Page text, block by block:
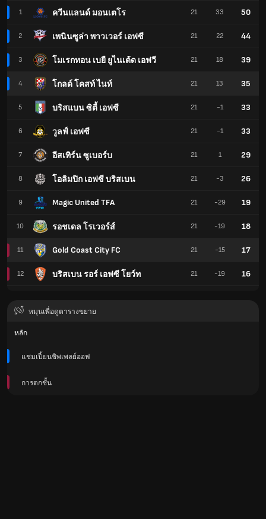
1 ควีนแลนด์ มอนเตโร
2 เพนินซูล่า พาวเวอร์ เอฟซี
3 โมเรกทอน เบยื ยูไนเต้ด เอฟวี
4 โกลด์ โคสท์ ไนท์
5 บริสแบน ซิตี้ เอฟซี
6 วูลฟ์ เอฟซี
7 อีสเทิร์น ซูเบอร์บ
8 โอลิมปิก เอฟซี บริสเบน
9 Magic United TFA
10 รอชเดล โรเวอร์ส์
11 Gold Coast City FC
12 บริสเบน รอร์ เอฟซี โยว์ท
21 33 50
21 22 44
21 18 39
21 13 35
21 -1 33
21 -1 33
21 1 29
21 -3 26
21 -29 19
21 -19 18
21 -15 17
21 -19 16
หมุนเพื่อดูตารางขยาย
หลัก
แชมเปี้ยนชิพเพลย์ออฟ
การตกชั้น